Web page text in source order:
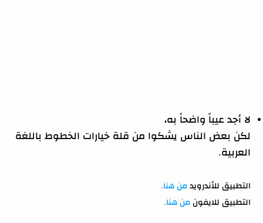
لا أجد عيباً واضحاً به،
لكن بعض الناس يشكوا من قلة خيارات الخطوط باللغة
العربية.
التطبيق للأندرويد من هنا.
التطبيق للايفون من هنا.